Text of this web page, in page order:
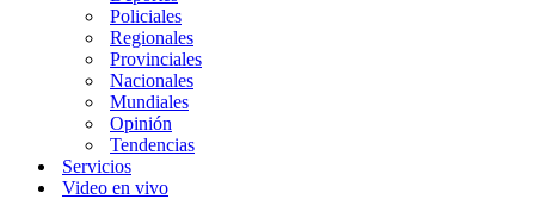
Policiales
Regionales
Provinciales
Nacionales
Mundiales
Opinión
Tendencias
Servicios
Video en vivo